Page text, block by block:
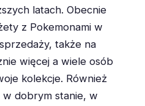
latach. Obecnie
z Pokemonami w
także na
więcej a wiele osób
kolekcje. Również
dobrym stanie, w